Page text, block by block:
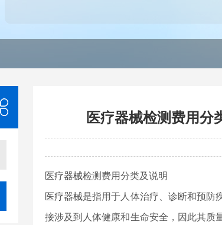
医疗器械检测费用
医疗器械检测费用分类及说明
医疗器械是指用于人体治疗、诊断和预防
接涉及到人体健康和生命安全，因此其质